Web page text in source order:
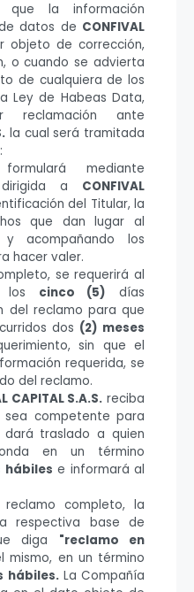
que la información
datos de CONFIVAL
objeto de corrección,
o cuando se advierta
de cualquiera de los
Ley de Habeas Data,
reclamación ante
la cual será tramitada
mediante
dirigida a CONFIVAL
del Titular, la
que dan lugar al
acompañando los
hacer valer.
se requerirá al
los cinco (5) días
del reclamo para que
dos (2) meses
sin que el
requerida, se
del reclamo.
CAPITAL S.A.S. reciba
competente para
dará traslado a quien
en un término
hábiles e informará al
completo, la
respectiva base de
diga "reclamo en
mismo, en un término
hábiles.La Compañía